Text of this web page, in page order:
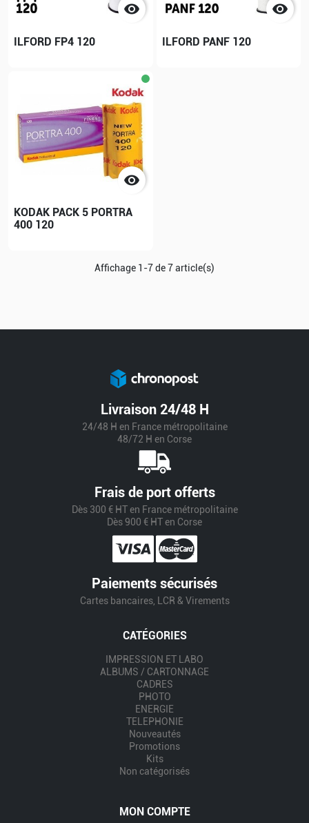

ILFORD FP4 120

ILFORD PANF 120

KODAK PACK 5 PORTRA
400 120
Affichage 1-7 de 7 article(s)
Livraison 24/48 H
24/48 H en France métropolitaine
48/72 H en Corse
Frais de port offerts
Dès 300 € HT en France métropolitaine
Dès 900 € HT en Corse
Paiements sécurisés
Cartes bancaires, LCR & Virements
CATÉGORIES
IMPRESSION ET LABO
ALBUMS / CARTONNAGE
CADRES
PHOTO
ENERGIE
TELEPHONIE
Nouveautés
Promotions
Kits
Non catégorisés
MON COMPTE